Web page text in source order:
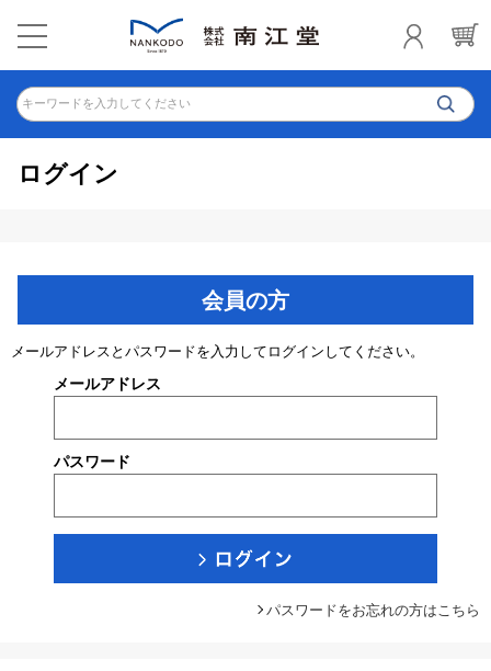
キーワードを入力してください
ログイン
会員の方
メールアドレスとパスワードを入力してログインしてください。
メールアドレス
パスワード
パスワードをお忘れの方はこちら